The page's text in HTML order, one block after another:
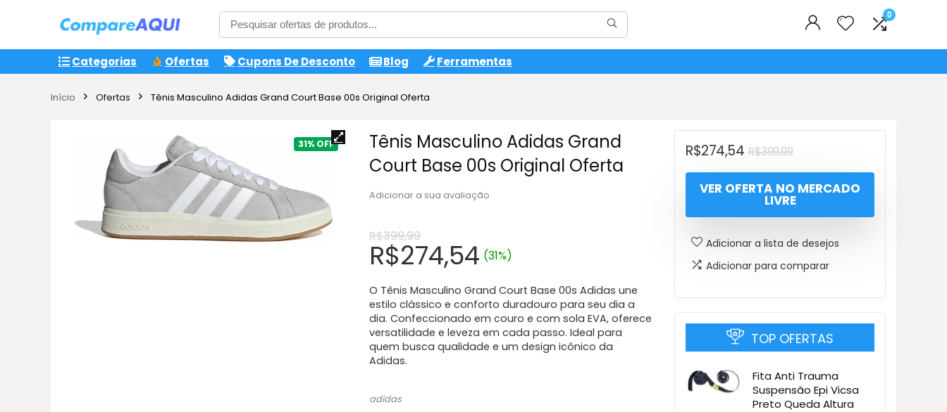
0
Categorias Ofertas Cupons De Desconto Blog Ferramentas
Início Ofertas Tênis Masculino Adidas Grand Court Base 00s Original Oferta
31%
Tênis Masculino Adidas Grand
Court Base 00s Original Oferta
Adicionar a sua avaliação
R$399,99
O
preço
original
era:
R$399,99.
R$274,54O
atual
é:
R$274,54.
(31%)
O Tênis Masculino Grand Court Base 00s Adidas une
estilo clássico e conforto duradouro para seu dia a
dia. Confeccionado em couro e com sola EVA, oferece
versatilidade e leveza em cada passo. Ideal para
quem busca qualidade e um design icônico da
Adidas.
adidas
R$399,99O
preço
original
era:
R$274,54
O
preço
atual
é:
VER OFERTA NO MERCADO
LIVRE
Adicionar a lista de desejos
Adicionar para comparar
TOP OFERTAS
Fita Anti Trauma
Suspensão Epi Vicsa
Preto Queda Altura